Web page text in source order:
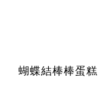
蝴蝶結棒棒蛋糕